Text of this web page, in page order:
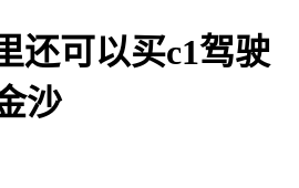
还可以买c1驾驶
沙